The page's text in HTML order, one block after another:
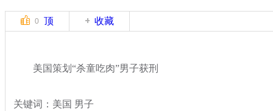
0 顶 收藏
美国策划“杀童吃肉”男子获刑
关键词：美国 男子